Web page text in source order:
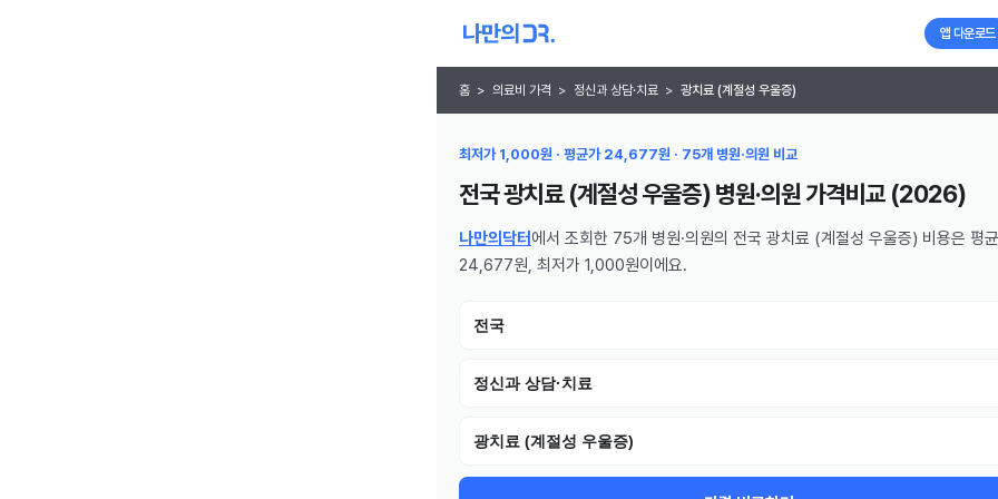
앱 다운로드
홈 > 의료비 가격 > 정신과 상담·치료 > 광치료 (계절성 우울증)
최저가 1,000원 · 평균가 24,677원 · 75개 병원·의원 비교
전국 광치료 (계절성 우울증) 병원·의원가격비교 (2026)
나만의닥터 에서 조회한 75개 병원·의원의 전국 광치료 (계절성 우울증) 비용은 평
24,677원, 최저가 1,000원이에요.
전국
정신과 상담·치료
광치료 (계절성 우울증)